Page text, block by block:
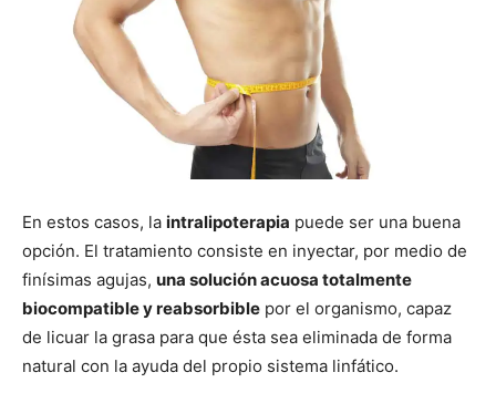
En estos casos, la intralipoterapia puede ser una buena
opción. El tratamiento consiste en inyectar, por medio de
finísimas agujas, una solución acuosa totalmente
biocompatible y reabsorbible por el organismo, capaz
de licuar la grasa para que ésta sea eliminada de forma
natural con la ayuda del propio sistema linfático.